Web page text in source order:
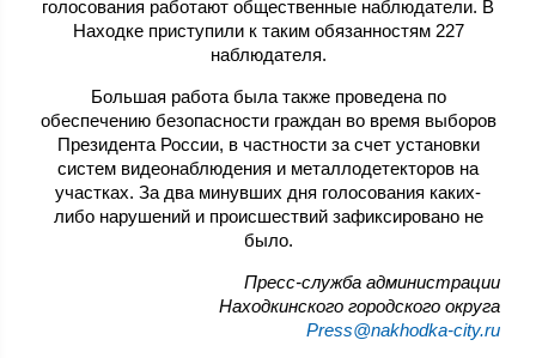
голосования работают общественные наблюдатели. В
Находке приступили к таким обязанностям 227
наблюдателя.
Большая работа была также проведена по
обеспечению безопасности граждан во время выборов
Президента России, в частности за счет установки
систем видеонаблюдения и металлодетекторов на
участках. За два минувших дня голосования каких-
либо нарушений и происшествий зафиксировано не
было.
Пресс-служба администрации
Находкинского городского округа
Press@nakhodka-city.ru